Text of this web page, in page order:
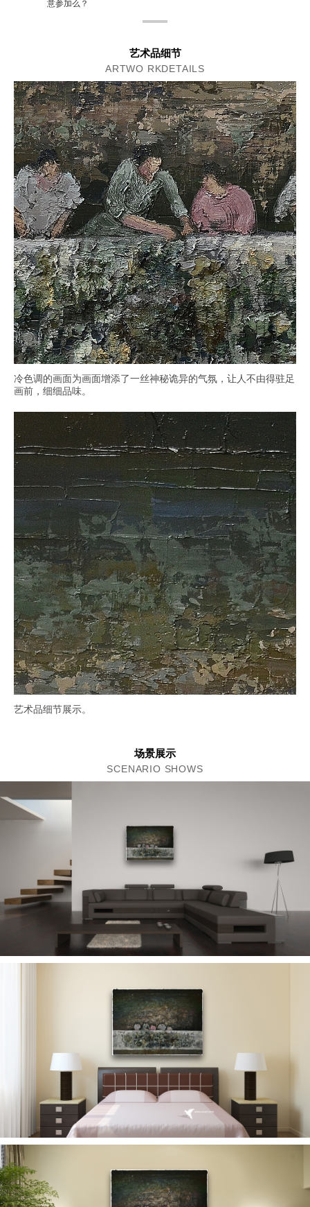
意参加么？
艺术品细节
ARTWO RKDETAILS
冷色调的画面为画面增添了一丝神秘诡异的气氛，让人不由得驻足
画前，细细品味。
艺术品细节展示。
场景展示
SCENARIO SHOWS